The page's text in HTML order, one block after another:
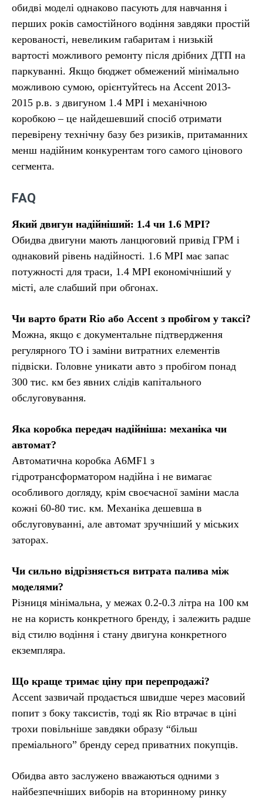
обидві моделі однаково пасують для навчання і
перших років самостійного водіння завдяки простій
керованості, невеликим габаритам і низькій
вартості можливого ремонту після дрібних ДТП на
паркуванні. Якщо бюджет обмежений мінімально
можливою сумою, орієнтуйтесь на Accent 2013-
2015 р.в. з двигуном 1.4 MPI і механічною
коробкою – це найдешевший спосіб отримати
перевірену технічну базу без ризиків, притаманних
менш надійним конкурентам того самого цінового
сегмента.
FAQ
Який двигун надійніший: 1.4 чи 1.6 MPI?
Обидва двигуни мають ланцюговий привід ГРМ і
однаковий рівень надійності. 1.6 MPI має запас
потужності для траси, 1.4 MPI економічніший у
місті, але слабший при обгонах.
Чи варто брати Rio або Accent з пробігом у таксі?
Можна, якщо є документальне підтвердження
регулярного ТО і заміни витратних елементів
підвіски. Головне уникати авто з пробігом понад
300 тис. км без явних слідів капітального
обслуговування.
Яка коробка передач надійніша: механіка чи
автомат?
Автоматична коробка A6MF1 з
гідротрансформатором надійна і не вимагає
особливого догляду, крім своєчасної заміни масла
кожні 60-80 тис. км. Механіка дешевша в
обслуговуванні, але автомат зручніший у міських
заторах.
Чи сильно відрізняється витрата палива між
моделями?
Різниця мінімальна, у межах 0.2-0.3 літра на 100 км
не на користь конкретного бренду, і залежить радше
від стилю водіння і стану двигуна конкретного
екземпляра.
Що краще тримає ціну при перепродажі?
Accent зазвичай продається швидше через масовий
попит з боку таксистів, тоді як Rio втрачає в ціні
трохи повільніше завдяки образу “більш
преміального” бренду серед приватних покупців.
Обидва авто заслужено вважаються одними з
найбезпечніших виборів на вторинному ринку